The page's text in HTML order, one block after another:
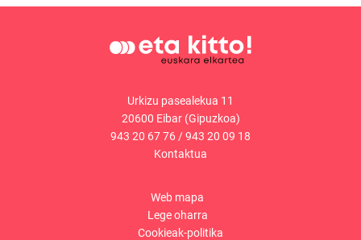
Urkizu pasealekua 11
20600 Eibar (Gipuzkoa)
943 20 67 76/943 20 09 18
Kontaktua
Web mapa
Lege oharra
Cookieak-politika